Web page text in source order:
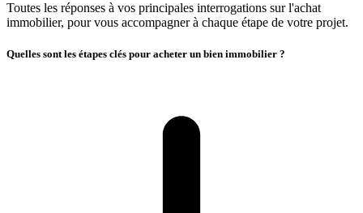
Toutes les réponses à vos principales interrogations sur l'achat
immobilier, pour vous accompagner à chaque étape de votre projet.
Quelles sont les étapes clés pour acheter un bien immobilier ?